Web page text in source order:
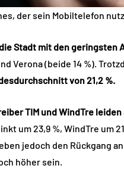
der sein Mobiltelefon
Stadt mit den
Verona (beide 14 %).
von 21,2 %.
TIM und WindTre
um 23,9 %, WindTre um
jedoch den Rückgang
höher sein.